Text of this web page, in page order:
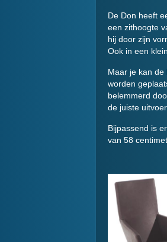
De Don heeft
een zithoogte
hij door zijn
Ook in een
Maar je kan
worden
belemmerd
de juiste
Bijpassend is
van 58